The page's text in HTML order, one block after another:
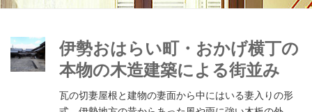
伊勢おはらい町・おかげ横丁の
本物の木造建築による街並み
瓦の切妻屋根と建物の妻面から中にはいる妻入りの形